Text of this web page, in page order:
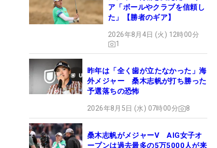
ア「ボールやクラブを信頼し
た」【勝者のギア】
2026年8月4日 (火) 12時00分
1
昨年は「全く歯が立たなかった」海
外メジャー 桑木志帆が打ち勝った
予選落ちの恐怖
2026年8月5日 (水) 07時00分 8
桑木志帆がメジャーV AIG女子オ
ープンは過去最多の5万5000人が来